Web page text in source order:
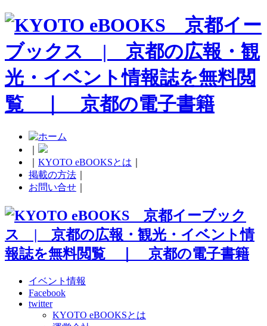
KYOTO eBOOKSとは
掲載の方法
お問い合せ
イベント情報
Facebook
twitter
KYOTO eBOOKSとは